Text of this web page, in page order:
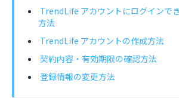
TrendLife アカウントにログインで
方法
TrendLife アカウントの作成方法
契約内容・有効期限の確認方法
登録情報の変更方法